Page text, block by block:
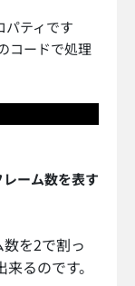
パティです
コードで処理
レーム数を表す
を2で割っ
るのです。